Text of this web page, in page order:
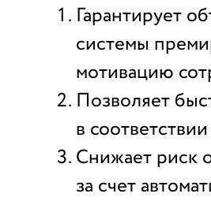
Гарантирует
системы
мотивацию
Позволяет
в
Снижает риск
за счет